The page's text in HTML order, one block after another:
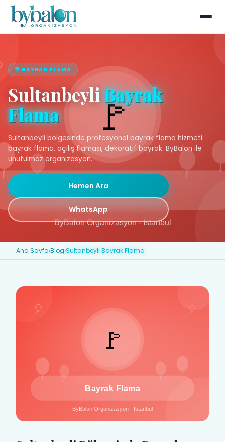
🎊 BAYRAK FLAMA
SultanbeyliBayrak
Flama
Sultanbeyli bölgesinde profesyonel bayrak flama hizmeti.
bayrak flama, açılış flaması, dekoratif bayrak. ByBalon ile
unutulmaz organizasyon.
Hemen Ara
WhatsApp
Ana Sayfa›Blog›Sultanbeyli Bayrak Flama